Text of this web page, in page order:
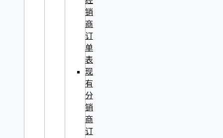
销
商
订
单
表
现
有
分
销
商
订